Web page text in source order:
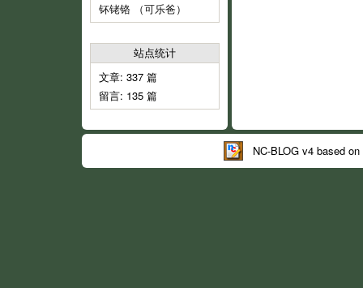
钚铑铬 （可乐爸）
站点统计
文章: 337 篇
留言: 135 篇
NC-BLOG v4 based on